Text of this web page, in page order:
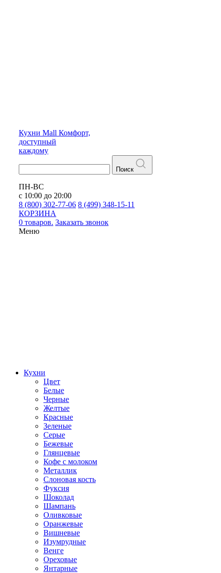
Кухни Mall Комфорт,
доступный
каждому
Поиск
ПН-ВС
с 10:00 до 20:00
8 (800) 302-77-06 8 (499) 348-15-11
КОРЗИНА
0 товаров. Заказать звонок
Меню
Кухни
Цвет
Белые
Черные
Желтые
Красные
Зеленые
Серые
Бежевые
Глянцевые
Кофе с молоком
Металлик
Слоновая кость
Фуксия
Шоколад
Шампань
Оливковые
Оранжевые
Вишневые
Изумрудные
Венге
Ореховые
Янтарные